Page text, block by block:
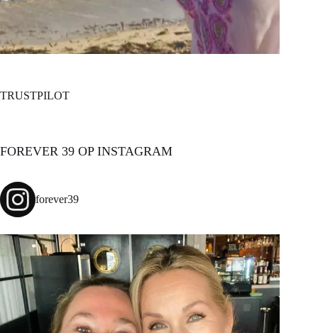
TRUSTPILOT
FOREVER 39 OP INSTAGRAM
forever39